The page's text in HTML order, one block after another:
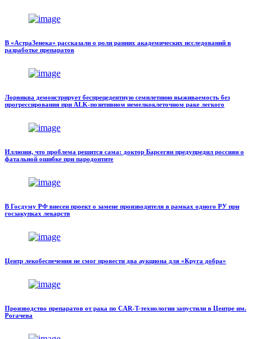
В «АстраЗенека» рассказали о роли ранних академических исследований в
разработке препаратов
Лорвиква демонстрирует беспрецедентную семилетнюю выживаемость без
прогрессирования при ALK-позитивном немелкоклеточном раке легкого
Иллюзия, что проблема решится сама: доктор Барсегян предупредил россиян о
фатальной ошибке при пародонтите
В Госдуму РФ внесен проект о замене производителя в рамках одного РУ при
госзакупках лекарств
Центр лекобеспечения не смог провести два аукциона для «Круга добра»
Производство препаратов от рака по CAR-T-технологии запустили в Центре им.
Рогачева